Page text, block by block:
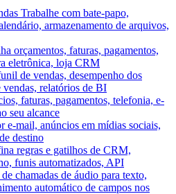
Trabalhe com bate-papo,
armazenamento de arquivos,
orçamentos, faturas, pagamentos,
eletrônica, loja CRM
de vendas, desempenho dos
relatórios de BI
faturas, pagamentos, telefonia, e-
seu alcance
e-mail, anúncios em mídias sociais,
destino
regras e gatilhos de CRM,
funis automatizados, API
chamadas de áudio para texto,
automático de campos nos